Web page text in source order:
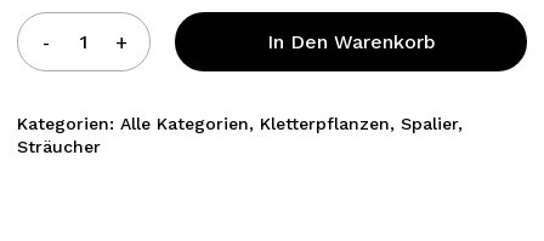
In Den Warenkorb
Kategorien: Alle Kategorien, Kletterpflanzen, Spalier,
Sträucher